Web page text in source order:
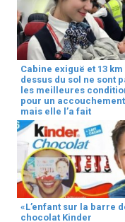
Cabine exiguë et 13 km
dessus du sol ne sont
les meilleures
pour un
mais elle l’a fait
«L’enfant sur la barre
chocolat Kinder